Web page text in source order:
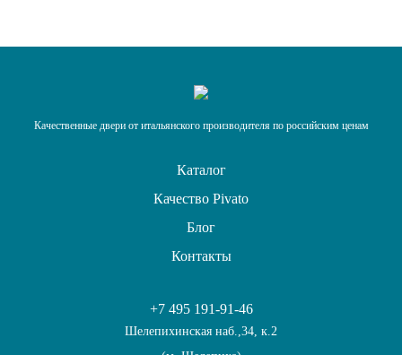
Качественные двери от итальянского производителя по российским ценам
Каталог
Качество Pivato
Блог
Контакты
+7 495 191-91-46
Шелепихинская наб.,34, к.2